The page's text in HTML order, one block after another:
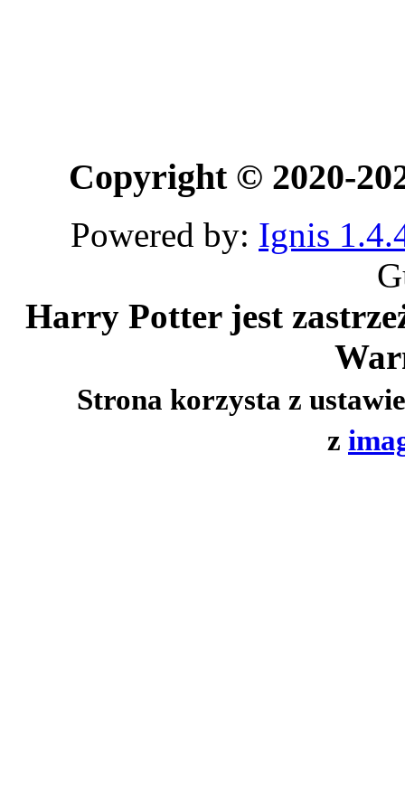
Copyright © 2020-
Powered by: Ignis
Harry Potter jest
Strona korzysta z
z